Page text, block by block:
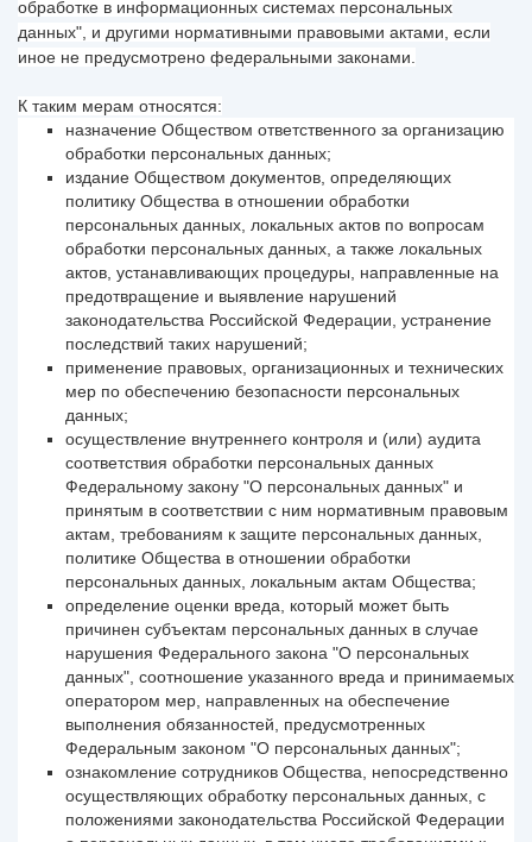
обработке в информационных системах персональных
данных", и другими нормативными правовыми актами, если
иное не предусмотрено федеральными законами.
К таким мерам относятся:
назначение Обществом ответственного за организацию
обработки персональных данных;
издание Обществом документов, определяющих
политику Общества в отношении обработки
персональных данных, локальных актов по вопросам
обработки персональных данных, а также локальных
актов, устанавливающих процедуры, направленные на
предотвращение и выявление нарушений
законодательства Российской Федерации, устранение
последствий таких нарушений;
применение правовых, организационных и технических
мер по обеспечению безопасности персональных
данных;
осуществление внутреннего контроля и (или) аудита
соответствия обработки персональных данных
Федеральному закону "О персональных данных" и
принятым в соответствии с ним нормативным правовым
актам, требованиям к защите персональных данных,
политике Общества в отношении обработки
персональных данных, локальным актам Общества;
определение оценки вреда, который может быть
причинен субъектам персональных данных в случае
нарушения Федерального закона "О персональных
данных", соотношение указанного вреда и принимаемых
оператором мер, направленных на обеспечение
выполнения обязанностей, предусмотренных
Федеральным законом "О персональных данных";
ознакомление сотрудников Общества, непосредственно
осуществляющих обработку персональных данных, с
положениями законодательства Российской Федерации